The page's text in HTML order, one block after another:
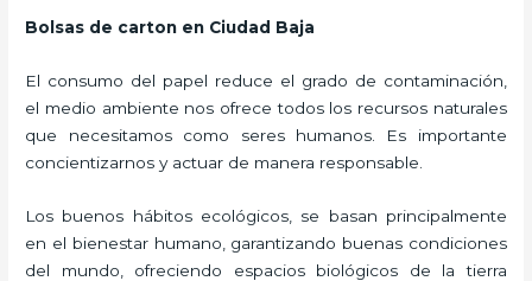
Bolsas de carton en Ciudad Baja
El consumo del papel reduce el grado de contaminación,
el medio ambiente nos ofrece todos los recursos naturales
que necesitamos como seres humanos. Es importante
concientizarnos y actuar de manera responsable.
Los buenos hábitos ecológicos, se basan principalmente
en el bienestar humano, garantizando buenas condiciones
del mundo, ofreciendo espacios biológicos de la tierra